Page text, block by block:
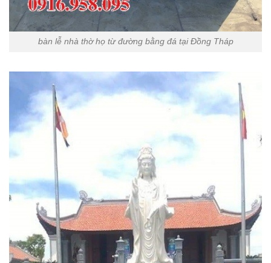
bàn lễ nhà thờ họ từ đường bằng đá tại Đồng Tháp